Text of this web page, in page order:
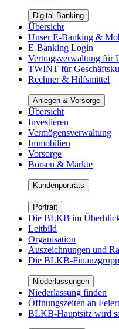
Digital Banking
Übersicht
Unser E-Banking &
E-Banking Login
Vertragsverwaltung für
TWINT für
Rechner & Hilfsmittel
Anlegen & Vorsorge
Übersicht
Investieren
Vermögensverwaltung
Immobilien
Vorsorge
Börsen & Märkte
Kundenporträts
Portrait
Die BLKB im
Leitbild
Organisation
Auszeichnungen und
Die BLKB-
Niederlassungen
Niederlassung finden
Öffnungszeiten an
BLKB-Hauptsitz wird